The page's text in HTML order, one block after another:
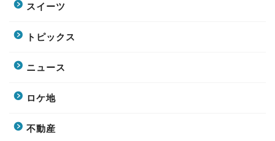
スイーツ
トピックス
ニュース
ロケ地
不動産